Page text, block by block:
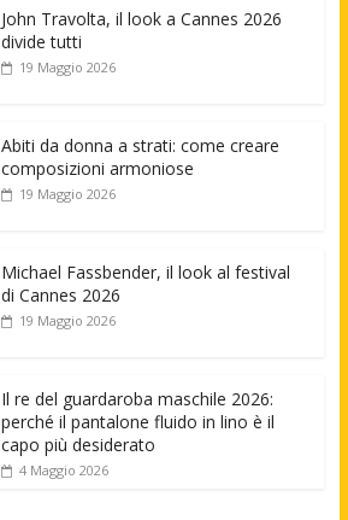
John Travolta, il look a Cannes 2026
divide tutti
19 Maggio 2026
Abiti da donna a strati: come creare
composizioni armoniose
19 Maggio 2026
Michael Fassbender, il look al festival
di Cannes 2026
19 Maggio 2026
Il re del guardaroba maschile 2026:
perché il pantalone fluido in lino è il
capo più desiderato
4 Maggio 2026